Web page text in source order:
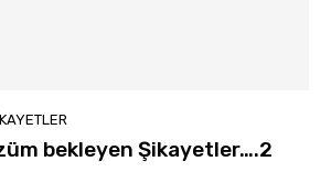
bekleyen Şikayetler….2